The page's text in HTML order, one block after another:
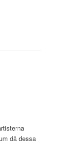
då dessa